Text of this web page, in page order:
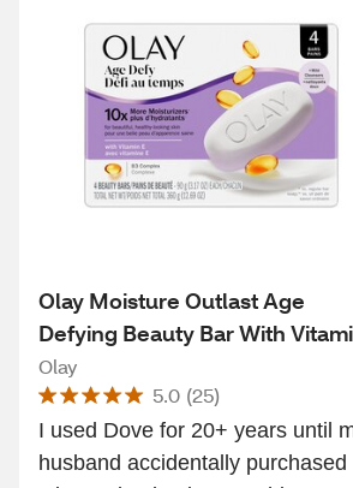
Olay Moisture Outlast Age
Defying Beauty Bar With
B3 Complex, 3.17 OZ, 4 Bars
Olay
5.0 (25)
I used Dove for 20+ years until
husband accidentally purchased